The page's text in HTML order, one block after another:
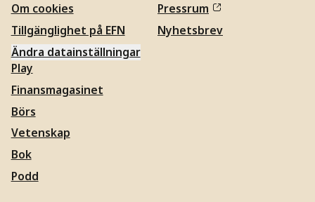
Om cookies
Tillgänglighet på EFN
Ändra datainställningar
Pressrum
Nyhetsbrev
Play
Finansmagasinet
Börs
Vetenskap
Bok
Podd